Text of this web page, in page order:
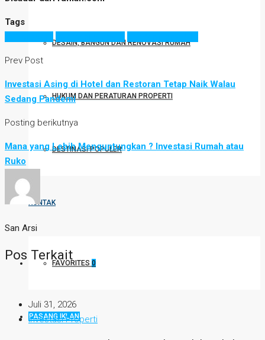
DESAIN, BANGUN DAN RENOVASI RUMAH
HUKUM DAN PERATURAN PROPERTI
DESTINASI POPULER
KONTAK
FAVORITES 0
PASANG IKLAN
Tags
Prev Post
Investasi Asing di Hotel dan Restoran Tetap Naik Walau
Sedang Pandemi
Posting berikutnya
Mana yang Lebih Menguntungkan ? Investasi Rumah atau
Ruko
San Arsi
Pos Terkait
Juli 31, 2026
Investasi Properti